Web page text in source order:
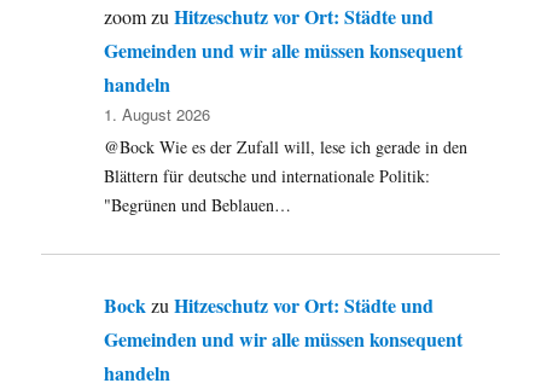
zoomzuHitzeschutz vor Ort: Städte und
Gemeinden und wir alle müssen konsequent
handeln
1. August 2026
@Bock Wie es der Zufall will, lese ich gerade in den
Blättern für deutsche und internationale Politik:
"Begrünen und Beblauen…
Bock zuHitzeschutz vor Ort: Städte und
Gemeinden und wir alle müssen konsequent
handeln